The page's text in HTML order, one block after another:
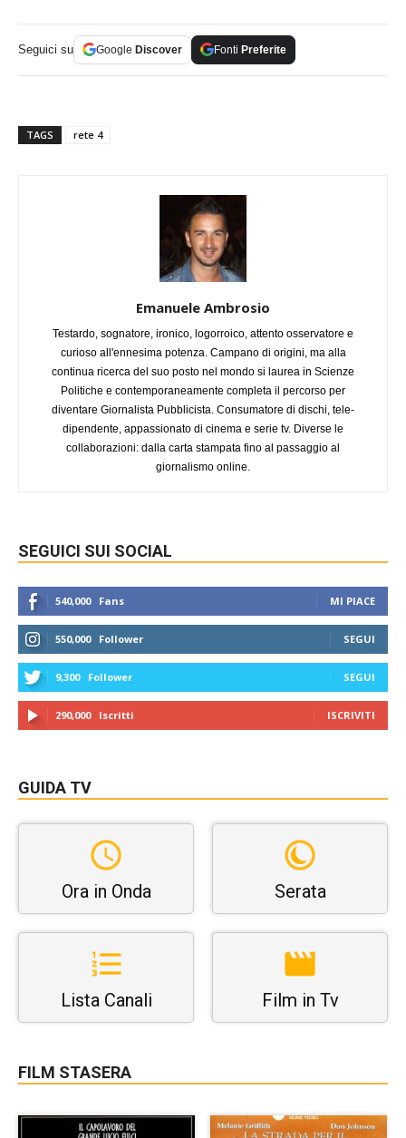
Seguici su Google Discover Fonti Preferite
TAGS rete 4
Emanuele Ambrosio
Testardo, sognatore, ironico, logorroico, attento osservatore e
curioso all'ennesima potenza. Campano di origini, ma alla
continua ricerca del suo posto nel mondo si laurea in Scienze
Politiche e contemporaneamente completa il percorso per
diventare Giornalista Pubblicista. Consumatore di dischi, tele-
dipendente, appassionato di cinema e serie tv. Diverse le
collaborazioni: dalla carta stampata fino al passaggio al
giornalismo online.
SEGUICI SUI SOCIAL
540,000 Fans MI PIACE
550,000 Follower SEGUI
9,300 Follower SEGUI
290,000 Iscritti ISCRIVITI
GUIDA TV
Ora in Onda Serata
Lista Canali Film in Tv
FILM STASERA